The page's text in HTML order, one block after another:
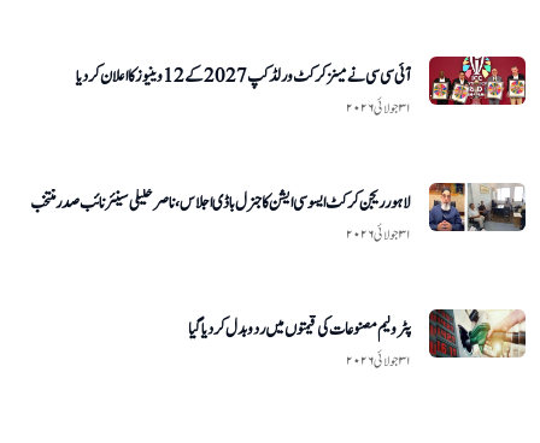
آئی سی سی نے مینز کرکٹ ورلڈ کپ 2027 کے 12 وینیوز کا اعلان کر دیا
۳۱ جولائی ۲۰۲۶
لاہور ریجن کرکٹ ایسوسی ایشن کا جنرل باڈی اجلاس، ناصر خلیلی سینئر نائب صدر منتخب
۳۱ جولائی ۲۰۲۶
پٹرولیم مصنوعات کی قیمتوں میں ردوبدل کر دیا گیا
۳۱ جولائی ۲۰۲۶